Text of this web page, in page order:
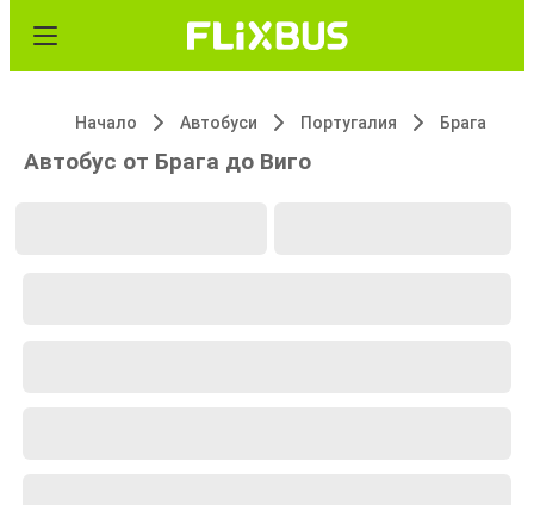
Начало Автобуси Португалия Брага
Автобус от Брага до Виго